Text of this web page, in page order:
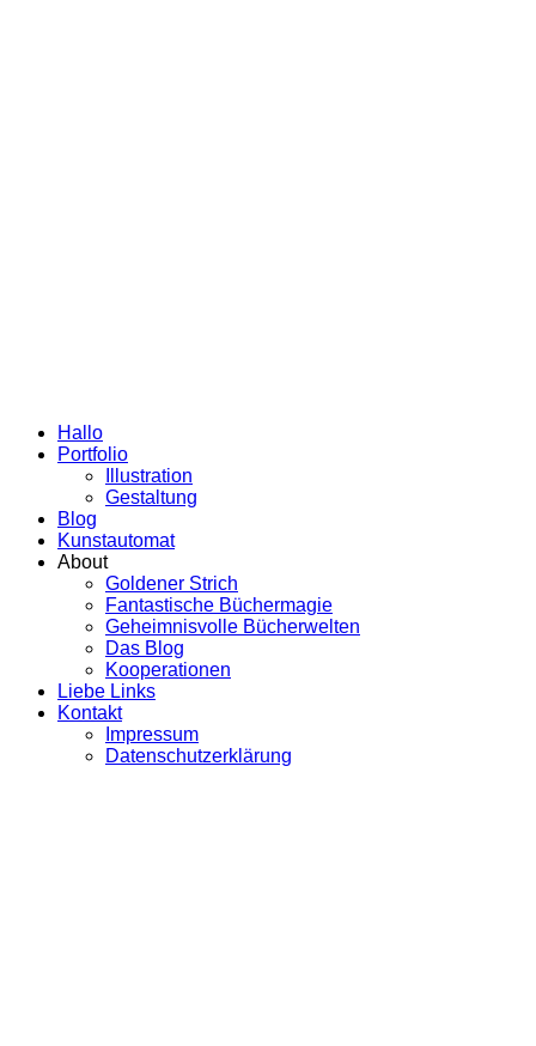
Hallo
Portfolio
Illustration
Gestaltung
Blog
Kunstautomat
About
Goldener Strich
Fantastische Büchermagie
Geheimnisvolle Bücherwelten
Das Blog
Kooperationen
Liebe Links
Kontakt
Impressum
Datenschutzerklärung